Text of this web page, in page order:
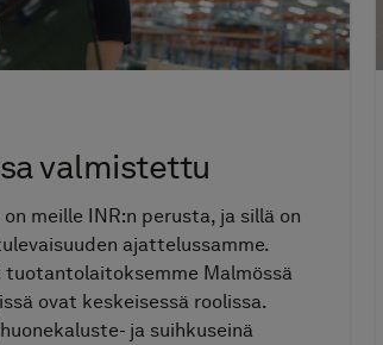
valmistettu
meille INR:n perusta, ja sillä on
ajattelussamme.
tuotantolaitoksemme Malmössä
ovat keskeisessä roolissa.
ja suihkuseinä